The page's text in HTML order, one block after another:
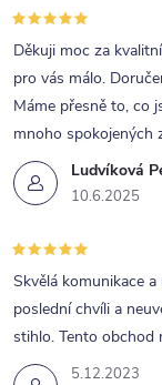
p
r
v
k
y
v
p
i
s
u
Ludvíková
10.6.2025
Děkuji moc za
pro vás málo.
Máme přesně to, co
mnoho spokojených
5.12.2023
Skvělá komunikace
poslední chvíli a
stihlo. Tento obchod